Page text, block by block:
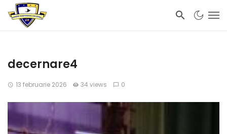
decernare4
13 februarie 2026 34 views 0